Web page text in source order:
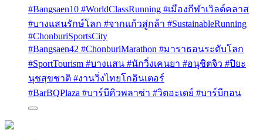
#Bangsaen10 #WorldClassRunning #เมืองกีฬาเวิลด์คลาส
#บางแสนรักษ์โลก #จากแก้วสู่กล้า #SustainableRunning
#ChonburiSportsCity
#Bangsaen42 #ChonburiMarathon #มาราธอนระดับโลก
#SportTourism #บางแสน #นักวิ่งเคนยา #อนุชิตจิว #ปิยะ
นุชสุขชาติ #งานวิ่งไทยโกอินเตอร์
#BarBQPlaza #บาร์บีคิวพลาซ่า #วิตอะเดย์ #บาร์บีกอน